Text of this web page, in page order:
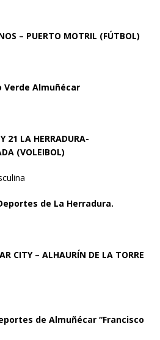
– PUERTO MOTRIL (FÚTBOL)
Verde Almuñécar
21 LA HERRADURA-
(VOLEIBOL)
de La Herradura.
CITY – ALHAURÍN DE LA TORRE
de Almuñécar “Francisco